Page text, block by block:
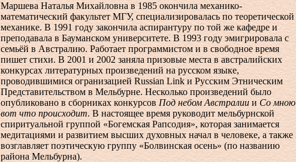
Маршева Наталья Михайловна в 1985 окончила механико-
математический факультет МГУ, специализировалась по теоретической
механике. В 1991 году закончила аспирантуру по той же кафедре и
преподавала в Бауманском университете. В 1993 году эмигрировала с
семьёй в Австралию. Работает программистом и в свободное время
пишет стихи. В 2001 и 2002 заняла призовые места в австралийских
конкурсах литературных произведений на русском языке,
проводившимися огранизацией Russian Link и Русским Этническим
Представительством в Мельбурне. Несколько произведений было
опубликовано в сборниках конкурсов Под небом Австралии и Со мною
вот что происходит. В настоящее время руководит мельбурнской
спиритуальной группой «Богемская Рапсодия», которая занимается
медитациями и развитием высших духовных начал в человеке, а также
возглавляет поэтическую группу «Болвинская осень» (по названию
района Мельбурна).